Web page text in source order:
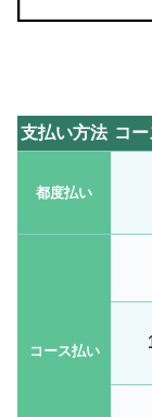
支払い方法 コ
都度払い
コース払い